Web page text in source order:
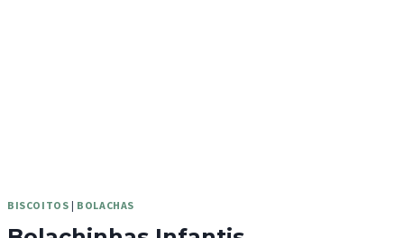
BISCOITOS | BOLACHAS